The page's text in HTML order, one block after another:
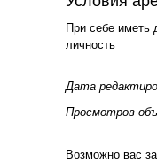
При себе иметь
личность
Дата
Просмотров
Возможно вас